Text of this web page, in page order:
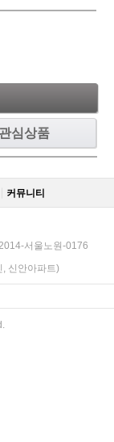
관심상품
커뮤니티
서울노원-0176
신안아파트)